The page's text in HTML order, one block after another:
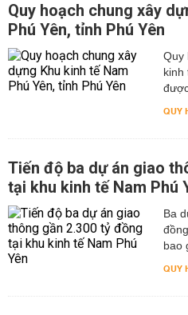
Quy hoạch chung xây
Phú Yên, tỉnh Phú Yên
Quy
kinh
QUY
Tiến độ ba dự án giao
tại khu kinh tế Nam Phú
Ba
bao
QUY